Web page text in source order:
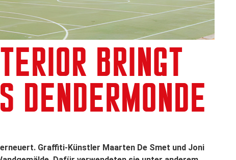
BRINGT
DENDERMONDE
Graffiti-Künstler Maarten De Smet und Joni